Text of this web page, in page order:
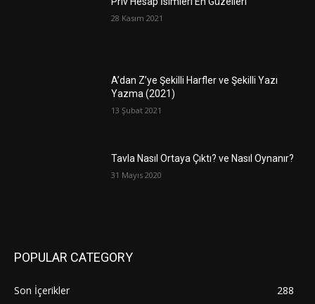
28 Kasım 2021
A’dan Z’ye Şekilli Harfler ve Şekilli Yazı
Yazma (2021)
13 Şubat 2021
Tavla Nasıl Ortaya Çıktı? ve Nasıl Oynanır?
31 Mayıs 2020
POPULAR CATEGORY
Son İçerikler 288